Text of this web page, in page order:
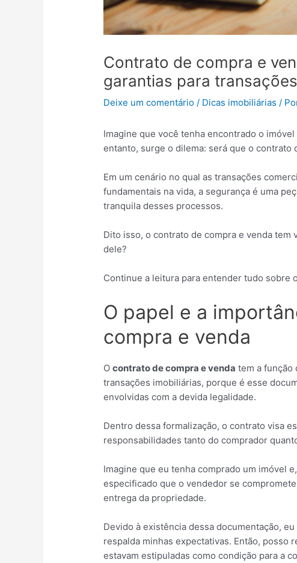
Contrato de compra e
garantias para
Deixe um comentário / Dicas imobiliárias /
Imagine que você tenha encontrado o
entanto, surge o dilema: será que o contrato
Em um cenário no qual as transações
fundamentais na vida, a segurança é uma
tranquila desses processos.
Dito isso, o contrato de compra e venda
dele?
Continue a leitura para entender tudo sobre
O papel e a
compra e venda
Ocontrato de compra e venda tem a
transações imobiliárias, porque é esse
envolvidas com a devida legalidade.
Dentro dessa formalização, o contrato visa
responsabilidades tanto do comprador
Imagine que eu tenha comprado um imóvel
especificado que o vendedor se
entrega da propriedade.
Devido à existência dessa documentação,
respalda minhas expectativas. Então, posso
estavam estipuladas como condição para a